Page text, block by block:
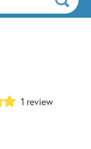
1 review